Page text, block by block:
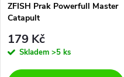
ZFISH Prak Powerfull Master
Catapult
179 Kč
Skladem >5 ks